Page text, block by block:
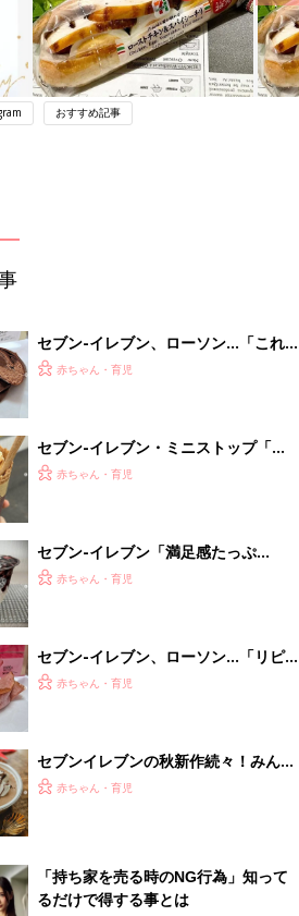
おすすめ記事
セブン-イレブン、ローソン…「これ
はリピしたい」「贅沢すぎ」話題のチ
赤ちゃん・育児
セブン-イレブン・ミニストップ「ね
っとり＆なめらかで美味しい！」「リ
赤ちゃん・育児
セブン-イレブン「満足感たっぷ
り！」「美味しすぎて止まらない！」
赤ちゃん・育児
セブン-イレブン、ローソン…「リピ
買い必須」「絶妙なバランスがたまら
赤ちゃん・育児
セブンイレブンの秋新作続々！みんな
が買った最新人気商品
赤ちゃん・育児
「持ち家を売る時のNG行為」知って
るだけで得する事とは